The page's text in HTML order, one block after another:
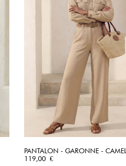
PANTALON - GARONNE - CAMEL
Prix
119,00 €